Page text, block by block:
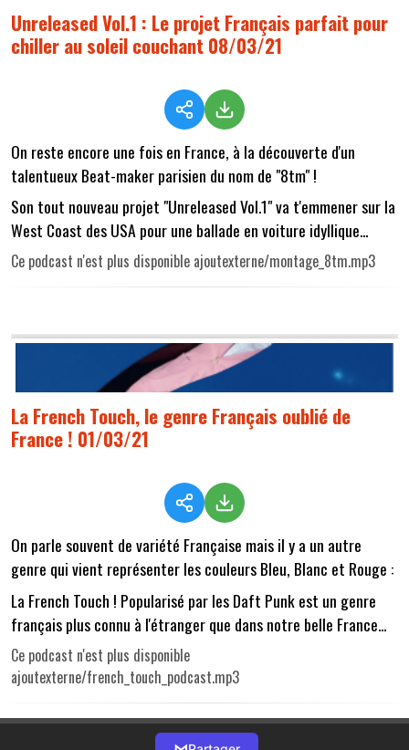
Unreleased Vol.1 : Le projet Français parfait pour
chiller au soleil couchant 08/03/21
On reste encore une fois en France, à la découverte d'un
talentueux Beat-maker parisien du nom de "8tm" !
Son tout nouveau projet "Unreleased Vol.1" va t'emmener sur la
West Coast des USA pour une ballade en voiture idyllique...
Ce podcast n'est plus disponible ajoutexterne/montage_8tm.mp3
La French Touch, le genre Français oublié de
France ! 01/03/21
On parle souvent de variété Française mais il y a un autre
genre qui vient représenter les couleurs Bleu, Blanc et Rouge :
La French Touch ! Popularisé par les Daft Punk est un genre
français plus connu à l'étranger que dans notre belle France...
Ce podcast n'est plus disponible
ajoutexterne/french_touch_podcast.mp3